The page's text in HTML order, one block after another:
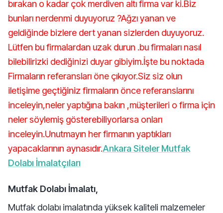
bırakan o kadar çok merdiven altı firma var ki.Biz
bunları nerdenmi duyuyoruz ?Ağzı yanan ve
geldiğinde bizlere dert yanan sizlerden duyuyoruz.
Lütfen bu firmalardan uzak durun .bu firmaları nasıl
bilebilirizki dediğinizi duyar gibiyim.İşte bu noktada
Firmaların referansları öne çıkıyor.Siz siz olun
iletişime geçtiğiniz firmaların önce referanslarını
inceleyin,neler yaptığına bakın ,müşterileri o firma için
neler söylemiş gösterebiliyorlarsa onları
inceleyin.Unutmayın her firmanın yaptıkları
yapacaklarının aynasıdır.Ankara Siteler Mutfak
Dolabı İmalatçıları
Mutfak Dolabı İmalatı,
Mutfak dolabı imalatında yüksek kaliteli malzemeler